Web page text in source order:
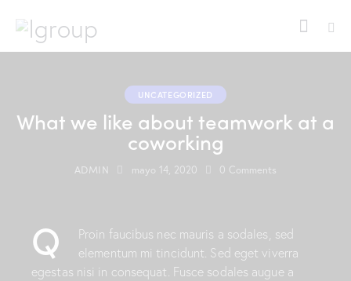
UNCATEGORIZED
What we like about teamwork at a
coworking
ADMIN mayo 14, 2020 0 Comments
Q
Proin faucibus nec mauris a sodales, sed
elementum mi tincidunt. Sed eget viverra
egestas nisi in consequat. Fusce sodales augue a